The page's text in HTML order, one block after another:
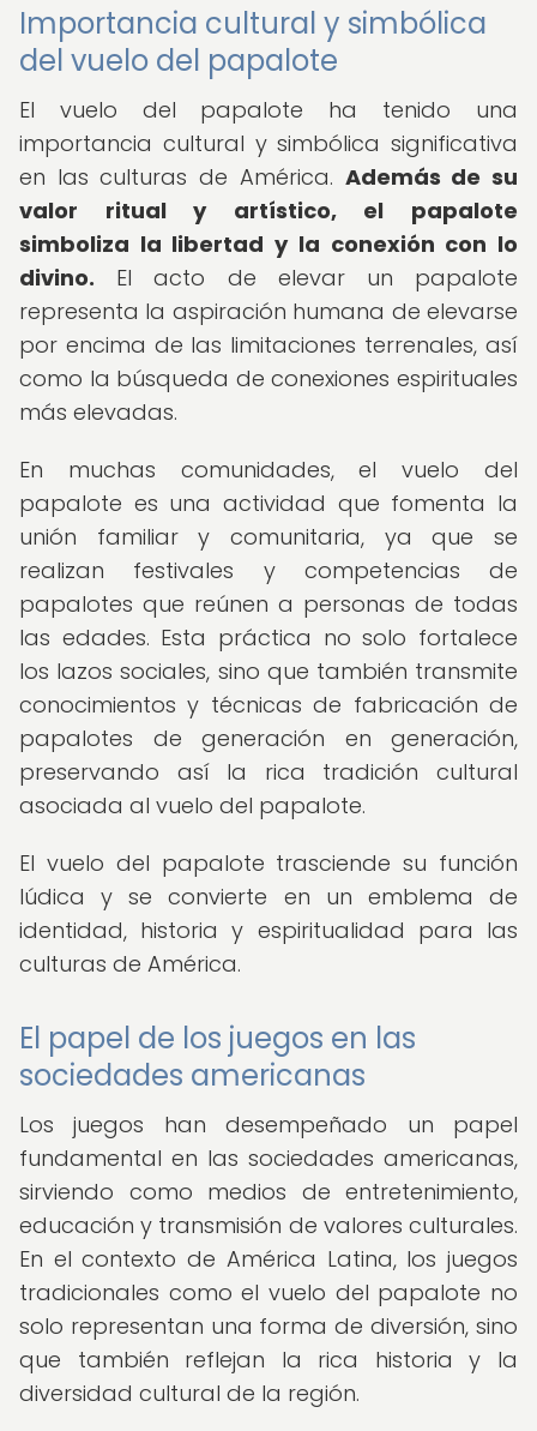
Importancia cultural y simbólica
del vuelo del papalote
El vuelo del papalote ha tenido una
importancia cultural y simbólica significativa
en las culturas de América. Además de su
valor ritual y artístico, el papalote
simboliza la libertad y la conexión con lo
divino. El acto de elevar un papalote
representa la aspiración humana de elevarse
por encima de las limitaciones terrenales, así
como la búsqueda de conexiones espirituales
más elevadas.
En muchas comunidades, el vuelo del
papalote es una actividad que fomenta la
unión familiar y comunitaria, ya que se
realizan festivales y competencias de
papalotes que reúnen a personas de todas
las edades. Esta práctica no solo fortalece
los lazos sociales, sino que también transmite
conocimientos y técnicas de fabricación de
papalotes de generación en generación,
preservando así la rica tradición cultural
asociada al vuelo del papalote.
El vuelo del papalote trasciende su función
lúdica y se convierte en un emblema de
identidad, historia y espiritualidad para las
culturas de América.
El papel de los juegos en las
sociedades americanas
Los juegos han desempeñado un papel
fundamental en las sociedades americanas,
sirviendo como medios de entretenimiento,
educación y transmisión de valores culturales.
En el contexto de América Latina, los juegos
tradicionales como el vuelo del papalote no
solo representan una forma de diversión, sino
que también reflejan la rica historia y la
diversidad cultural de la región.